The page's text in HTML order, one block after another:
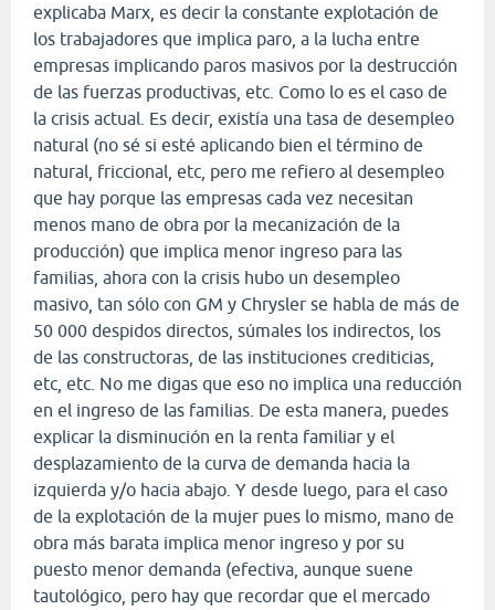
explicaba Marx, es decir la constante explotación de
los trabajadores que implica paro, a la lucha entre
empresas implicando paros masivos por la destrucción
de las fuerzas productivas, etc. Como lo es el caso de
la crisis actual. Es decir, existía una tasa de desempleo
natural (no sé si esté aplicando bien el término de
natural, friccional, etc, pero me refiero al desempleo
que hay porque las empresas cada vez necesitan
menos mano de obra por la mecanización de la
producción) que implica menor ingreso para las
familias, ahora con la crisis hubo un desempleo
masivo, tan sólo con GM y Chrysler se habla de más de
50 000 despidos directos, súmales los indirectos, los
de las constructoras, de las instituciones crediticias,
etc, etc. No me digas que eso no implica una reducción
en el ingreso de las familias. De esta manera, puedes
explicar la disminución en la renta familiar y el
desplazamiento de la curva de demanda hacia la
izquierda y/o hacia abajo. Y desde luego, para el caso
de la explotación de la mujer pues lo mismo, mano de
obra más barata implica menor ingreso y por su
puesto menor demanda (efectiva, aunque suene
tautológico, pero hay que recordar que el mercado